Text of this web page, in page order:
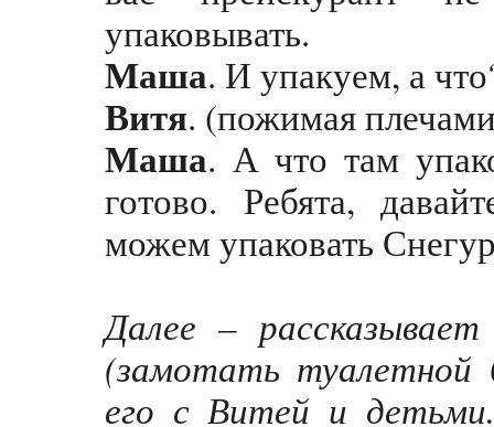
упаковывать.
Маша. И упакуем, а
Витя. (пожимая
Маша. А что там
готово. Ребята,
можем упаковать
Далее –
(замотать туалетной
его с Витей и